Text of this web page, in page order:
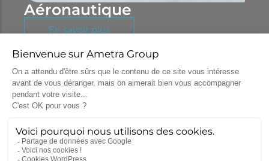
Aéronautique
En savoir plus